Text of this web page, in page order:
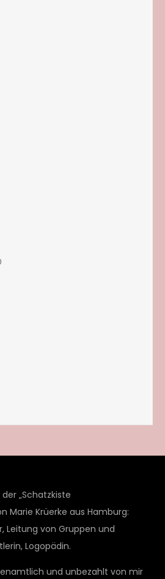
„Schatzkiste
Marie Krüerke aus Hamburg:
Leitung von Gruppen und
Logopädin.
und unbezahlt von mir